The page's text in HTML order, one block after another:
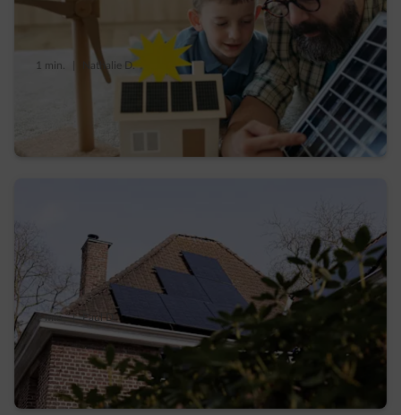
1 min. Nathalie D.
Comment utiliser au maximum votre
production d’énergie solaire ?
4 min. | Paul D.
Qu’est-ce qui influence le rendement de vos
panneaux photovoltaïques ?